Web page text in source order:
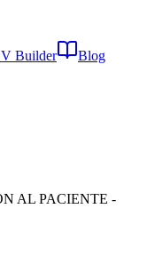
Builder Blog
AL PACIENTE -